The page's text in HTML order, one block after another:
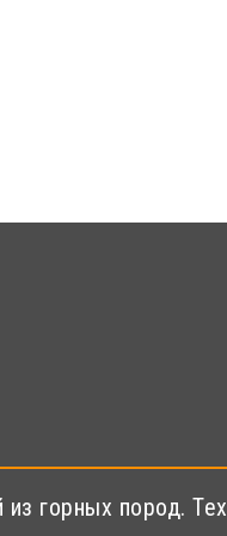
горных пород.